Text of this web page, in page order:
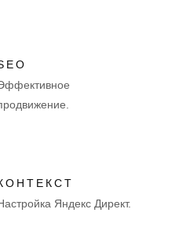
Яндекс Директ.